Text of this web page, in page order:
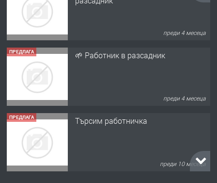
преди 4 месеца
ПРЕДЛАГА
ПРЕДЛАГА
ПРЕДЛАГА
запазени матраци за спални.